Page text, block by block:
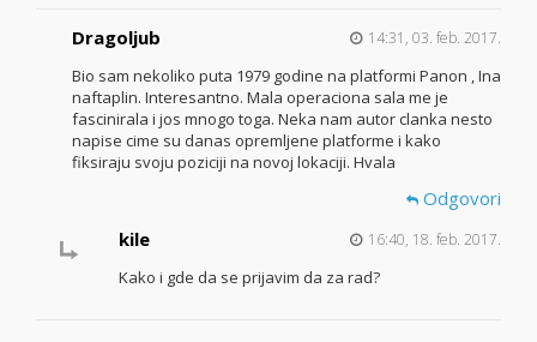
Dragoljub 14:31, 03. feb. 2017.
Bio sam nekoliko puta 1979 godine na platformi Panon , Ina
naftaplin. Interesantno. Mala operaciona sala me je
fascinirala i jos mnogo toga. Neka nam autor clanka nesto
napise cime su danas opremljene platforme i kako
fiksiraju svoju poziciji na novoj lokaciji. Hvala
Odgovori
kile
16:40, 18. feb. 2017.
Kako i gde da se prijavim da za rad?